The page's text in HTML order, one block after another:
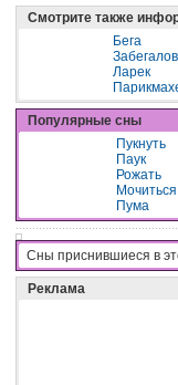
Смотрите также
Бега
Ларек
Популярные сны
Пукнуть
Паук
Рожать
Мочиться
Пума
Сны приснившиеся в
Реклама